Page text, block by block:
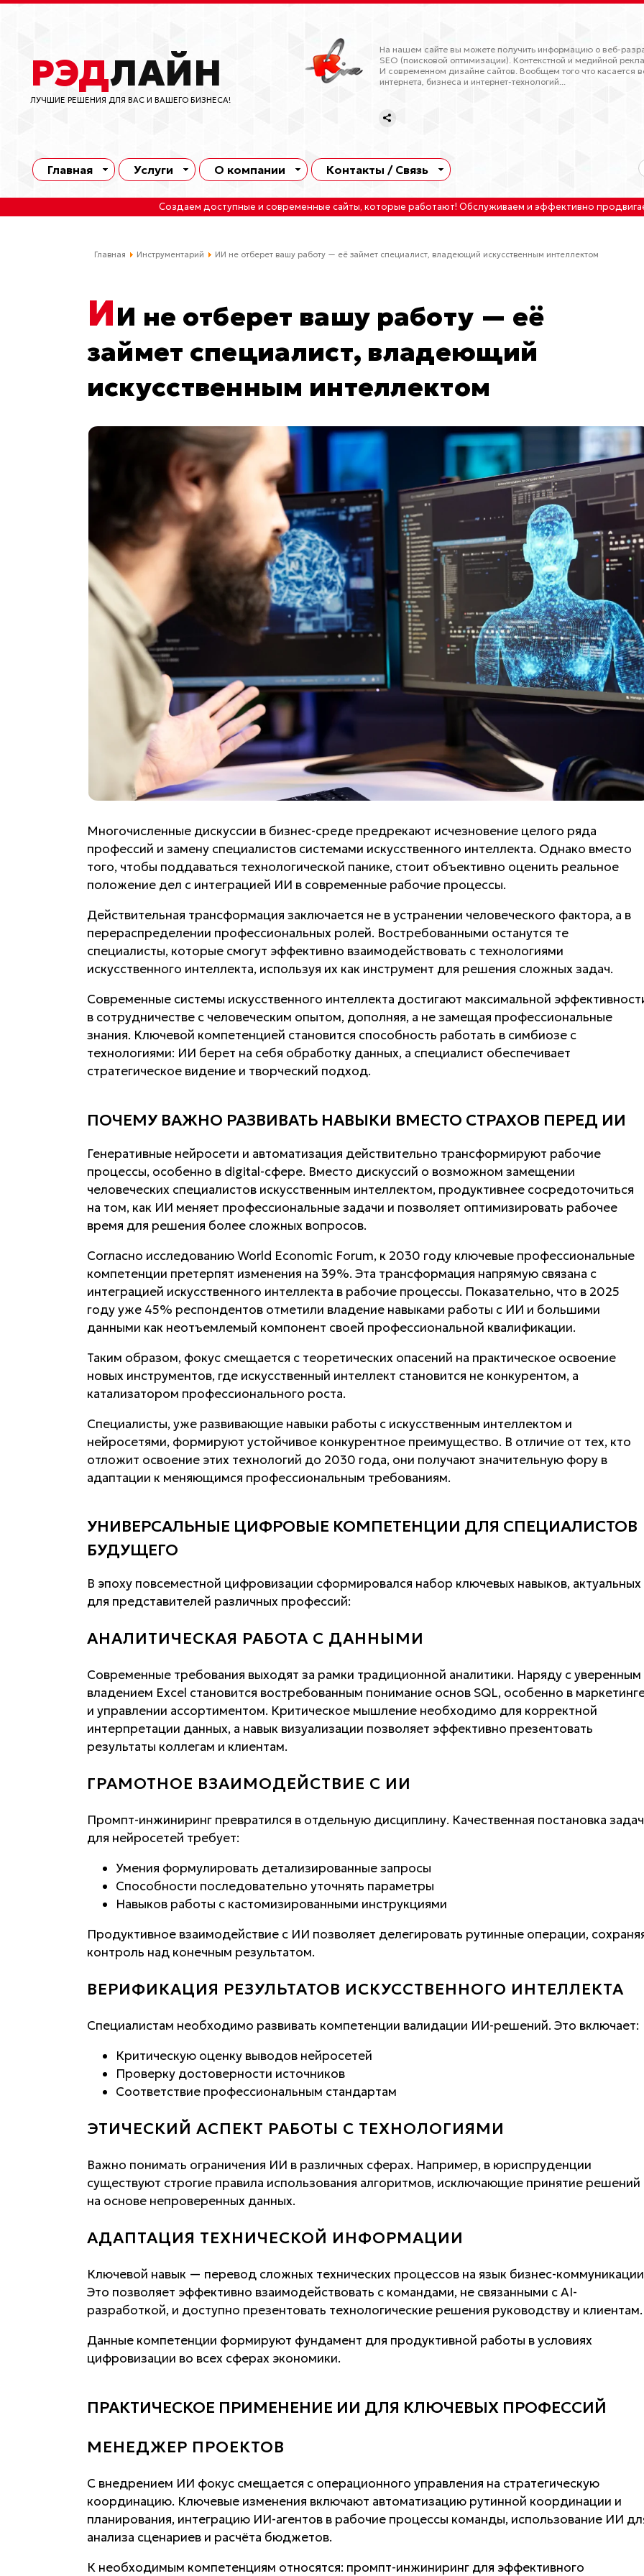
РЭДЛАЙН
ЛУЧШИЕ РЕШЕНИЯ ДЛЯ ВАС И ВАШЕГО БИЗНЕСА!
На нашем сайте вы можете получить информацию о веб-
SEO (поисковой оптимизации). Контекстной и медийной
И современном дизайне сайтов. Вообщем того что касается
интернета, бизнеса и интернет-технологий...
Главная Услуги О компании Контакты / Связь
Создаем доступные и современные сайты, которые работают! Обслуживаем и эффективно
Главная Инструментарий ИИ не отберет вашу работу — её займет специалист, владеющий искусственным интеллектом
ИИ не отберет вашу работу — её
займет специалист, владеющий
искусственным интеллектом
Многочисленные дискуссии в бизнес-среде предрекают исчезновение целого ряда
профессий и замену специалистов системами искусственного интеллекта. Однако вместо
того, чтобы поддаваться технологической панике, стоит объективно оценить реальное
положение дел с интеграцией ИИ в современные рабочие процессы.
Действительная трансформация заключается не в устранении человеческого фактора, а в
перераспределении профессиональных ролей. Востребованными останутся те
специалисты, которые смогут эффективно взаимодействовать с технологиями
искусственного интеллекта, используя их как инструмент для решения сложных задач.
Современные системы искусственного интеллекта достигают максимальной
в сотрудничестве с человеческим опытом, дополняя, а не замещая профессиональные
знания. Ключевой компетенцией становится способность работать в симбиозе с
технологиями: ИИ берет на себя обработку данных, а специалист обеспечивает
стратегическое видение и творческий подход.
ПОЧЕМУ ВАЖНО РАЗВИВАТЬ НАВЫКИ ВМЕСТО СТРАХОВ ПЕРЕД ИИ
Генеративные нейросети и автоматизация действительно трансформируют рабочие
процессы, особенно в digital-сфере. Вместо дискуссий о возможном замещении
человеческих специалистов искусственным интеллектом, продуктивнее сосредоточиться
на том, как ИИ меняет профессиональные задачи и позволяет оптимизировать рабочее
время для решения более сложных вопросов.
Согласно исследованию World Economic Forum, к 2030 году ключевые профессиональные
компетенции претерпят изменения на 39%. Эта трансформация напрямую связана с
интеграцией искусственного интеллекта в рабочие процессы. Показательно, что в 2025
году уже 45% респондентов отметили владение навыками работы с ИИ и большими
данными как неотъемлемый компонент своей профессиональной квалификации.
Таким образом, фокус смещается с теоретических опасений на практическое освоение
новых инструментов, где искусственный интеллект становится не конкурентом, а
катализатором профессионального роста.
Специалисты, уже развивающие навыки работы с искусственным интеллектом и
нейросетями, формируют устойчивое конкурентное преимущество. В отличие от тех, кто
отложит освоение этих технологий до 2030 года, они получают значительную фору в
адаптации к меняющимся профессиональным требованиям.
УНИВЕРСАЛЬНЫЕ ЦИФРОВЫЕ КОМПЕТЕНЦИИ ДЛЯ СПЕЦИАЛИСТОВ
БУДУЩЕГО
В эпоху повсеместной цифровизации сформировался набор ключевых навыков, актуальных
для представителей различных профессий:
АНАЛИТИЧЕСКАЯ РАБОТА С ДАННЫМИ
Современные требования выходят за рамки традиционной аналитики. Наряду с уверенным
владением Excel становится востребованным понимание основ SQL, особенно в
и управлении ассортиментом. Критическое мышление необходимо для корректной
интерпретации данных, а навык визуализации позволяет эффективно презентовать
результаты коллегам и клиентам.
ГРАМОТНОЕ ВЗАИМОДЕЙСТВИЕ С ИИ
Промпт-инжиниринг превратился в отдельную дисциплину. Качественная постановка задач
для нейросетей требует:
Умения формулировать детализированные запросы
Способности последовательно уточнять параметры
Навыков работы с кастомизированными инструкциями
Продуктивное взаимодействие с ИИ позволяет делегировать рутинные операции,
контроль над конечным результатом.
ВЕРИФИКАЦИЯ РЕЗУЛЬТАТОВ ИСКУССТВЕННОГО ИНТЕЛЛЕКТА
Специалистам необходимо развивать компетенции валидации ИИ-решений. Это включает:
Критическую оценку выводов нейросетей
Проверку достоверности источников
Соответствие профессиональным стандартам
ЭТИЧЕСКИЙ АСПЕКТ РАБОТЫ С ТЕХНОЛОГИЯМИ
Важно понимать ограничения ИИ в различных сферах. Например, в юриспруденции
существуют строгие правила использования алгоритмов, исключающие принятие решений
на основе непроверенных данных.
АДАПТАЦИЯ ТЕХНИЧЕСКОЙ ИНФОРМАЦИИ
Ключевой навык — перевод сложных технических процессов на язык бизнес-
Это позволяет эффективно взаимодействовать с командами, не связанными с AI-
разработкой, и доступно презентовать технологические решения руководству и клиентам.
Данные компетенции формируют фундамент для продуктивной работы в условиях
цифровизации во всех сферах экономики.
ПРАКТИЧЕСКОЕ ПРИМЕНЕНИЕ ИИ ДЛЯ КЛЮЧЕВЫХ ПРОФЕССИЙ
МЕНЕДЖЕР ПРОЕКТОВ
С внедрением ИИ фокус смещается с операционного управления на стратегическую
координацию. Ключевые изменения включают автоматизацию рутинной координации и
планирования, интеграцию ИИ-агентов в рабочие процессы команды, использование ИИ
анализа сценариев и расчёта бюджетов.
К необходимым компетенциям относятся: промпт-инжиниринг для эффективного